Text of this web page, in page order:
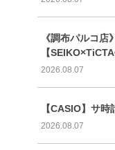
《調布パルコ店
【
2026.08.07
【CASIO】サ
2026.08.07